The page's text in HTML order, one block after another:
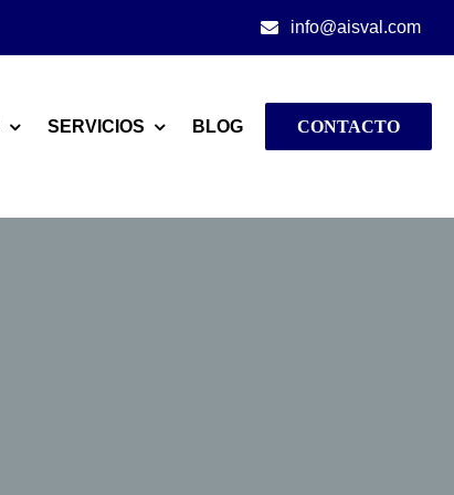
info@aisval.com
SERVICIOS BLOG CONTACTO